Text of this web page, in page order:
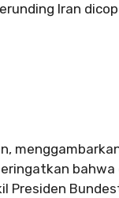
Iran
Presiden